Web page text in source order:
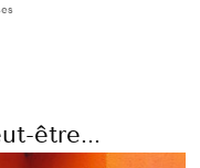
être...